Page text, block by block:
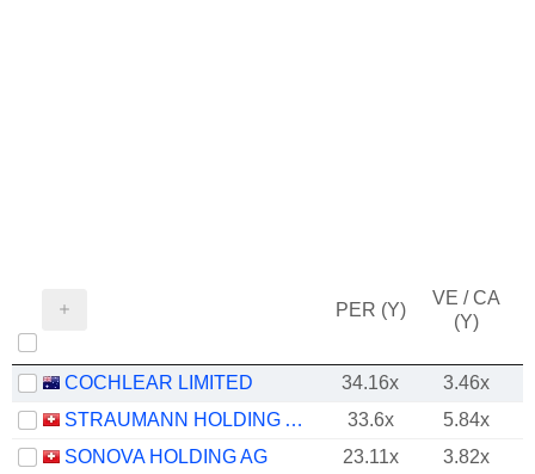
PER (Y)
VE / CA
(Y)
COCHLEAR LIMITED 34.16x
3.46x
STRAUMANN HOLDING AG
33.6x 5.84x
SONOVA HOLDING AG
23.11x 3.82x